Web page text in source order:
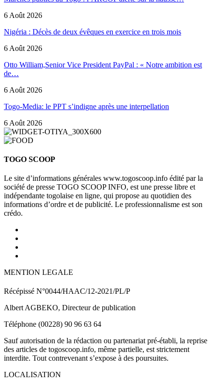
6 Août 2026
Nigéria : Décès de deux évêques en exercice en trois mois
6 Août 2026
Otto William,Senior Vice President PayPal : « Notre ambition est
de…
6 Août 2026
Togo-Media: le PPT s’indigne après une interpellation
6 Août 2026
TOGO SCOOP
Le site d’informations générales www.togoscoop.info édité par la
société de presse TOGO SCOOP INFO, est une presse libre et
indépendante togolaise en ligne, qui propose au quotidien des
informations d’ordre et de publicité. Le professionnalisme est son
crédo.
MENTION LEGALE
Récépissé N°0044/HAAC/12-2021/PL/P
Albert AGBEKO, Directeur de publication
Téléphone (00228) 90 96 63 64
Sauf autorisation de la rédaction ou partenariat pré-établi, la reprise
des articles de togoscoop.info, même partielle, est strictement
interdite. Tout contrevenant s’expose à des poursuites.
LOCALISATION